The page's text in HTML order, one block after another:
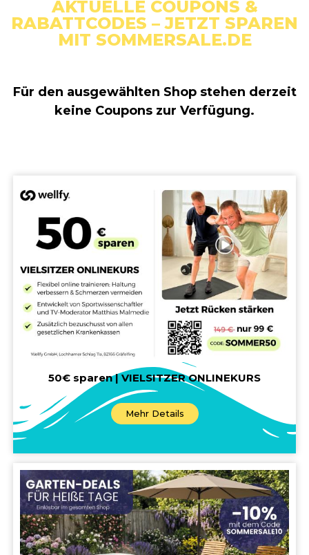
AKTUELLE COUPONS &
RABATTCODES – JETZT SPAREN
MIT SOMMERSALE.DE
Für den ausgewählten Shop stehen derzeit
keine Coupons zur Verfügung.
50€ sparen | VIELSITZER ONLINEKURS
Mehr Details